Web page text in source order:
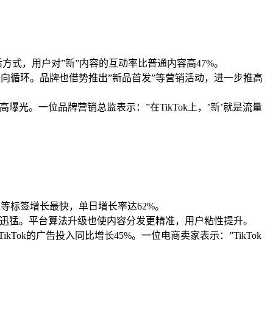
，用户对”新”内容的互动率比普通内容高47%。
环。品牌也借势推出”新品首发”等营销活动，进一步推高
光。一位品牌营销总监表示：”在TikTok上，’新’就是流量
标签增长最快，单日增长率达62%。
。平台算法升级也使内容分发更精准，用户粘性提升。
的广告投入同比增长45%。一位电商卖家表示：”TikTok